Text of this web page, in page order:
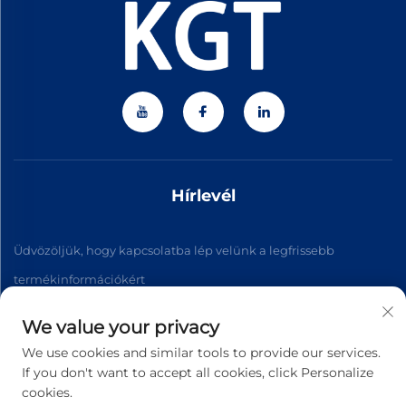
Hírlevél
Üdvözöljük, hogy kapcsolatba lép velünk a legfrissebb
termékinformációkért
We value your privacy
We use cookies and similar tools to provide our services.
If you don't want to accept all cookies, click Personalize
cookies.